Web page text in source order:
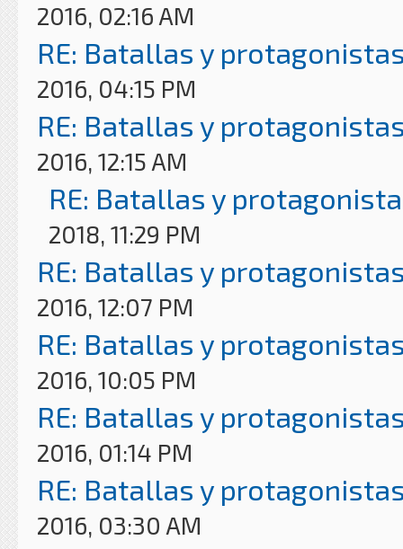
2016, 02:16 AM
RE: Batallas y
2016, 04:15 PM
RE: Batallas y
2016, 12:15 AM
RE: Batallas y
2018, 11:29 PM
RE: Batallas y
2016, 12:07 PM
RE: Batallas y
2016, 10:05 PM
RE: Batallas y
2016, 01:14 PM
RE: Batallas y
2016, 03:30 AM